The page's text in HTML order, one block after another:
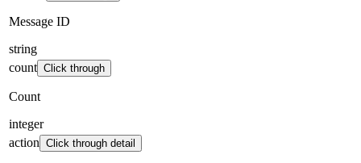
Message ID
string
count Click through
Count
integer
action Click through detail